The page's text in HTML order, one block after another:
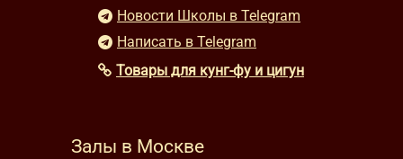
Новости Школы в Telegram
Написать в Telegram
Товары для кунг-фу и цигун
Залы в Москве